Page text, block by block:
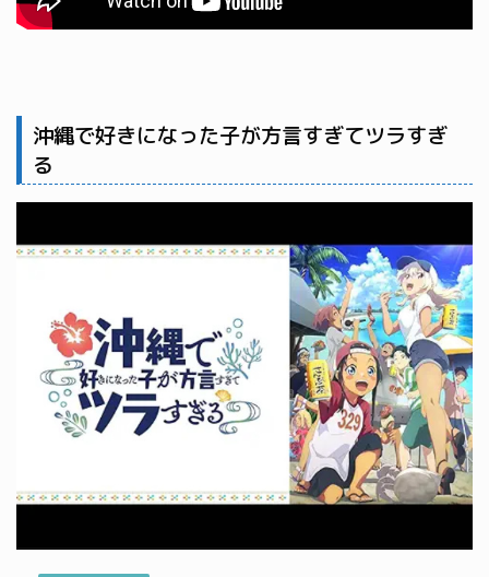
沖縄で好きになった子が方言すぎてツラすぎ
る